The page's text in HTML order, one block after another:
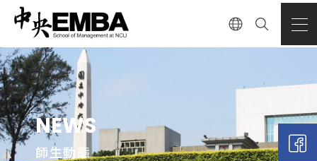
NEWS
師生動態